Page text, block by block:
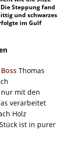
Steppung fand
und schwarzes
im Gulf
Boss Thomas
mit den
verarbeitet
Holz
ist in purer